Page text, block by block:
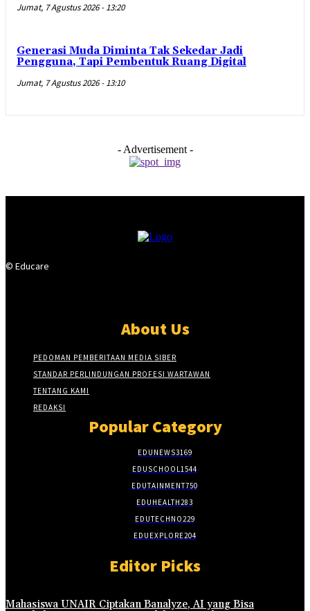
Jumat, 7 Agustus 2026 - 13:20
Generasi Muda Diminta Tak Sekedar Jadi
Pengguna, Tapi Pembentuk Ruang Digital
Jumat, 7 Agustus 2026 - 13:10
- Advertisement -
© Educare
About Us
PEDOMAN PEMBERITAAN MEDIA SIBER
STANDAR PERLINDUNGAN PROFESI WARTAWAN
TENTANG KAMI
REDAKSI
Popular Category
EDUNEWS3169
EDUSCHOOL1544
EDUTAINMENT750
EDUHEALTH283
EDUTECHNO229
EDUEXPLORE204
Editor Picks
Mahasiswa UNAIR Ciptakan Banalyze, AI yang Bisa